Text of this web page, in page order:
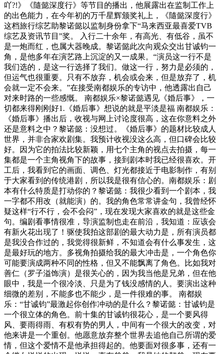
吖?!》《隨懿深度行》等节目的播出，他展露出在监制工作上
的出色能力，在今年初的万千星辉颁奖礼上，《隨懿深度行》
这档旅行综艺助黎诺懿以监制身份拿下“马来西亚最喜爱TVB
综艺及资讯节目”奖。 入行二十余年，有高光、有低谷，虽不
是一炮而红，也属大器晚成。黎诺懿此次向观众交出甘诚钧一
角，是他多年在演艺路上沉淀的又一成果。“演员这一行不是
我们选的，是这一行选择了我们。做这一行，努力是必须的，
但运气也很重要。只有不放弃，机会或会来，但是放弃了，机
会就一定不会来。”在接受南都娱乐的专访中，他透露出自己
对来时路的一些感慨。 南都娱乐×黎诺懿遇见《婚后事》，一
切都来得刚刚好1.《婚后事》想说的就是平淡是福 南都娱乐：
《婚后事》播出后，收视与网上讨论度很高，这在你意料之外
还是意料之中？黎诺懿：没想过。《婚后事》的题材比较成人
世界，并非合家欢剧集。我预计收视没这么高，但口碑会比较
好。因为它的拍法比较新颖，用七个主角的视点去拍摄，每一
集都是一个主角视角下的故事，接到剧本时我已经很喜欢。开
工后，我看到它的画面、调色、灯光都接近于电影制作，有别
于大家看到的传统港剧，所以我是很有信心的。南都娱乐：剧
本有什么特质是打动你的？黎诺懿：我很少看到一个剧本，我
一字都不用改（就能演）的。我的角色常常讲金句，我曾经怀
疑这样“行不行，会不会闷”，现在发现大家喜欢的就是这些金
句。编剧看事情很准，导演监制也走在前沿，我知道：应该会
有新火花出现了！驱使我拍这部剧的最大动力是，所有演员都
是我没合作过的，我觉得很新鲜，不知道会有什么事发生，这
是最好玩的地方。多视角拍摄给我的最大冲击是，一个角色你
可能要演成两种不同的性格，但又不能飘离了角色。比如我对
善仁（罗子溢饰演）是很关心的，因为我当他是兄弟，但在他
眼中，我是一个很冷淡、只是为了钱没感情的人。要演出这种
细微的差别，不能多也不能少，是一件很难的事。 南都娱
乐：“甘诚钧”最激起你创作冲动的是什么？黎诺懿：甘诚钧是
一个很立体的角色。前十集的甘诚钧很花心，是一个要风得
风、要雨得雨、有权有势的男人，中间有一个很大的改变，对
他来讲是一个重创。他愿意放弃整个世界去追他自己所谓的爱
情，但这个爱情不是他承担得起的。他要面对很多事，还有一